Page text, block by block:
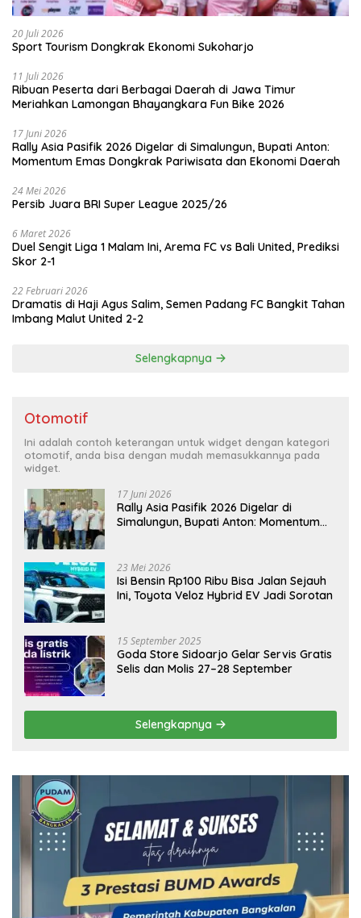
20 Juli 2026
Sport Tourism Dongkrak Ekonomi Sukoharjo
11 Juli 2026
Ribuan Peserta dari Berbagai Daerah di Jawa Timur
Meriahkan Lamongan Bhayangkara Fun Bike 2026
17 Juni 2026
Rally Asia Pasifik 2026 Digelar di Simalungun, Bupati Anton:
Momentum Emas Dongkrak Pariwisata dan Ekonomi Daerah
24 Mei 2026
Persib Juara BRI Super League 2025/26
6 Maret 2026
Duel Sengit Liga 1 Malam Ini, Arema FC vs Bali United, Prediksi
Skor 2-1
22 Februari 2026
Dramatis di Haji Agus Salim, Semen Padang FC Bangkit Tahan
Imbang Malut United 2-2
Selengkapnya
Otomotif
Ini adalah contoh keterangan untuk widget dengan kategori
otomotif, anda bisa dengan mudah memasukkannya pada
widget.
17 Juni 2026
Rally Asia Pasifik 2026 Digelar di
Simalungun, Bupati Anton: Momentum
23 Mei 2026
Isi Bensin Rp100 Ribu Bisa Jalan Sejauh
Ini, Toyota Veloz Hybrid EV Jadi Sorotan
15 September 2025
Goda Store Sidoarjo Gelar Servis Gratis
Selis dan Molis 27–28 September
Selengkapnya